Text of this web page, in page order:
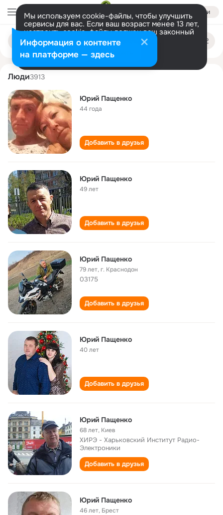
Войти
Мы используем cookie-файлы, чтобы улучшить
сервисы для вас. Если ваш возраст менее 13 лет,
настроить cookie-файлы должен ваш законный
представитель. Больше информации
Разрешить все Настроить
Поиск
людям
yuriy paschenko
Люди3913
Юрий Пащенко
44 года
Добавить в друзья
Юрий Пащенко
49 лет
Добавить в друзья
Юрий Пащенко
79 лет,г. Краснодон
03175
Добавить в друзья
Юрий Пащенко
40 лет
Добавить в друзья
Юрий Пащенко
68 лет, Киев
ХИРЭ - Харьковский Институт Радио-
Электроники
Добавить в друзья
Юрий Пащенко
46 лет, Брест
Информация о контенте
на платформе — здесь